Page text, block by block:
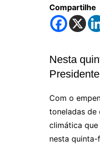
Compartilhe
Nesta
Com o
toneladas de
climática
nesta quinta-